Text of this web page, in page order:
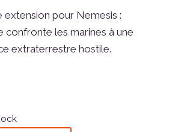
extension pour Nemesis :
confronte les marines à une
extraterrestre hostile.